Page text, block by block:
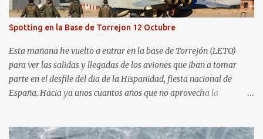
Gijón . He aquí algunas de las tomas que realicé este pasado
domingo.
Spotting en la Base de Torrejon 12 Octubre
Esta mañana he vuelto a entrar en la base de Torrejón (LETO)
para ver las salidas y llegadas de los aviones que iban a tomar
parte en el desfile del dia de la Hispanidad, fiesta nacional de
España. Hacia ya unos cuantos años que no aprovecha la
cercano en la senda de aterrizaje) pero... no es lo mismo :-) La cita